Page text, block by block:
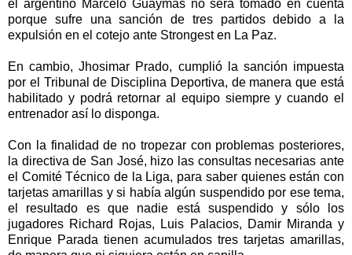
el argentino Marcelo Guaymas no será tomado en cuenta
porque sufre una sanción de tres partidos debido a la
expulsión en el cotejo ante Strongest en La Paz.
En cambio, Jhosimar Prado, cumplió la sanción impuesta
por el Tribunal de Disciplina Deportiva, de manera que está
habilitado y podrá retornar al equipo siempre y cuando el
entrenador así lo disponga.
Con la finalidad de no tropezar con problemas posteriores,
la directiva de San José, hizo las consultas necesarias ante
el Comité Técnico de la Liga, para saber quienes están con
tarjetas amarillas y si había algún suspendido por ese tema,
el resultado es que nadie está suspendido y sólo los
jugadores Richard Rojas, Luis Palacios, Damir Miranda y
Enrique Parada tienen acumulados tres tarjetas amarillas,